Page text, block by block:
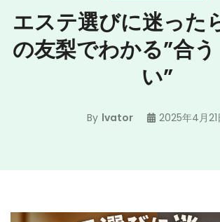
エステ選びに迷った
の友梨でわかる”合
い”
By lvator 2025年4月21